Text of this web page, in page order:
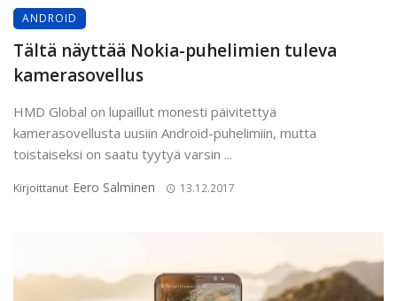
ANDROID
Tältä näyttää Nokia-puhelimien tuleva
kamerasovellus
HMD Global on lupaillut monesti päivitettyä
kamerasovellusta uusiin Android-puhelimiin, mutta
toistaiseksi on saatu tyytyä varsin ...
Kirjoittanut Eero Salminen 13.12.2017